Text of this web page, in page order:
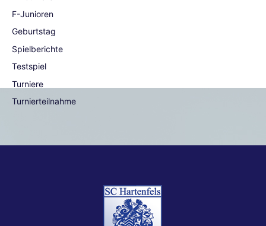
F-Junioren
Geburtstag
Spielberichte
Testspiel
Turniere
Turnierteilnahme